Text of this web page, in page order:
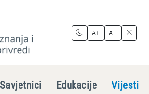
A+ A−
Savjetnici Edukacije Vijesti